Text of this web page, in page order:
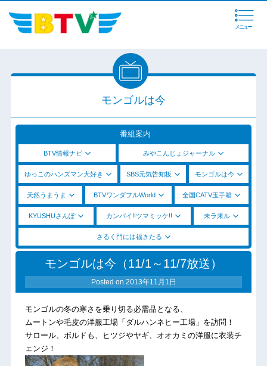
メニュー
モンゴルは今
番組案内
BTV情報ナビ みやこんじょジャーナル
ゆっこのハンズマン大好き SBS元気告知板 モンゴルは今
天然うまうま BTVワンダフルWorld 全国CATV玉手箱
KYUSHUさんぽ カンパイ!!ツマミッケ!! 未ラ来ル
さるく門には福きたる
モンゴルは今（11/1～11/7放送）
Posted on 2013年11月1日
モンゴルの冬の寒さを乗り切る必需品となる、
ムートンや毛皮の洋服工場「ダルハンネヒー工場」を訪問！
サロール、ボルドも、ヒツジやヤギ、オオカミの洋服に衣装チ
ェンジ！